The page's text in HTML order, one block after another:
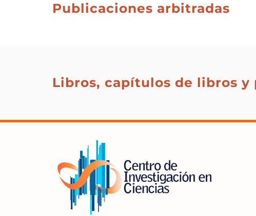
Publicaciones arbitradas
Libros, capítulos de libros